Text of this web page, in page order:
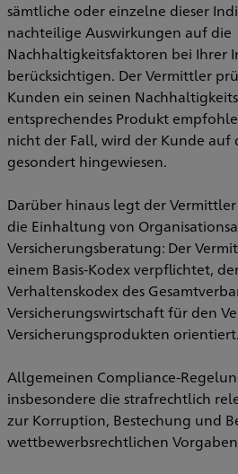
sämtliche oder einzelne dieser
nachteilige Auswirkungen auf die
Nachhaltigkeitsfaktoren bei Ihrer
berücksichtigen. Der Vermittler
Kunden ein seinen
entsprechendes Produkt
nicht der Fall, wird der Kunde auf
gesondert hingewiesen.
Darüber hinaus legt der
die Einhaltung von
Versicherungsberatung: Der
einem Basis-Kodex verpflichtet,
Verhaltenskodex des
Versicherungswirtschaft für den
Versicherungsprodukten orientiert.
Allgemeinen Compliance-
insbesondere die strafrechtlich
zur Korruption, Bestechung und
wettbewerbsrechtlichen